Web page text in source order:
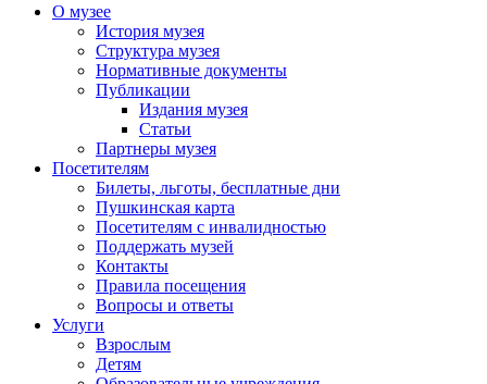
О музее
История музея
Структура музея
Нормативные документы
Публикации
Издания музея
Статьи
Партнеры музея
Посетителям
Билеты, льготы, бесплатные дни
Пушкинская карта
Посетителям с инвалидностью
Поддержать музей
Контакты
Правила посещения
Вопросы и ответы
Услуги
Взрослым
Детям